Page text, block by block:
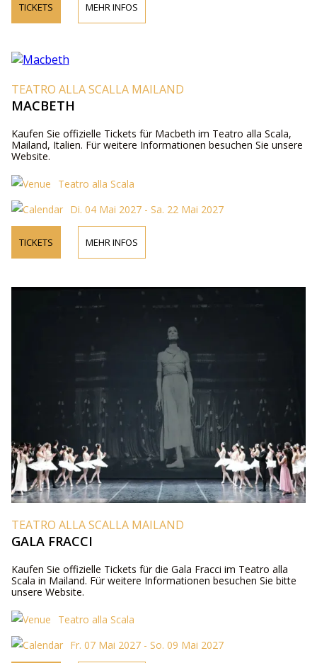
TICKETS MEHR INFOS
TEATRO ALLA SCALLA MAILAND
MACBETH
Kaufen Sie offizielle Tickets für Macbeth im Teatro alla Scala,
Mailand, Italien. Für weitere Informationen besuchen Sie unsere
Website.
Teatro alla Scala
Di. 04 Mai 2027 - Sa. 22 Mai 2027
TICKETS MEHR INFOS
TEATRO ALLA SCALLA MAILAND
GALA FRACCI
Kaufen Sie offizielle Tickets für die Gala Fracci im Teatro alla
Scala in Mailand. Für weitere Informationen besuchen Sie bitte
unsere Website.
Teatro alla Scala
Fr. 07 Mai 2027 - So. 09 Mai 2027